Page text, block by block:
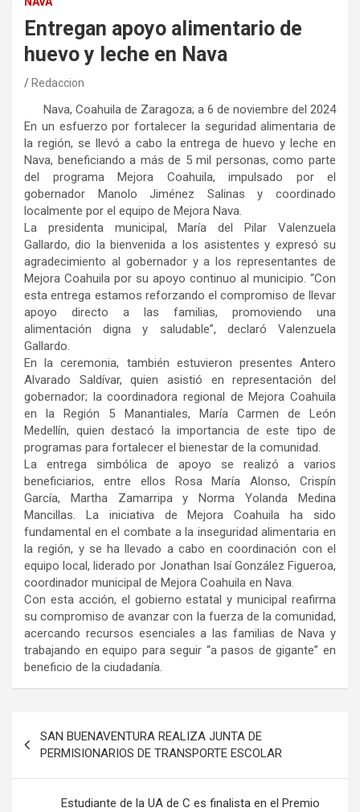
Entregan apoyo alimentario de
huevo y leche en Nava
Redaccion
Nava, Coahuila de Zaragoza; a 6 de noviembre del 2024
En un esfuerzo por fortalecer la seguridad alimentaria de
la región, se llevó a cabo la entrega de huevo y leche en
Nava, beneficiando a más de 5 mil personas, como parte
del programa Mejora Coahuila, impulsado por el
gobernador Manolo Jiménez Salinas y coordinado
localmente por el equipo de Mejora Nava.
La presidenta municipal, María del Pilar Valenzuela
Gallardo, dio la bienvenida a los asistentes y expresó su
agradecimiento al gobernador y a los representantes de
Mejora Coahuila por su apoyo continuo al municipio. “Con
esta entrega estamos reforzando el compromiso de llevar
apoyo directo a las familias, promoviendo una
alimentación digna y saludable”, declaró Valenzuela
Gallardo.
En la ceremonia, también estuvieron presentes Antero
Alvarado Saldívar, quien asistió en representación del
gobernador; la coordinadora regional de Mejora Coahuila
en la Región 5 Manantiales, María Carmen de León
Medellín, quien destacó la importancia de este tipo de
programas para fortalecer el bienestar de la comunidad.
La entrega simbólica de apoyo se realizó a varios
beneficiarios, entre ellos Rosa María Alonso, Crispín
García, Martha Zamarripa y Norma Yolanda Medina
Mancillas. La iniciativa de Mejora Coahuila ha sido
fundamental en el combate a la inseguridad alimentaria en
la región, y se ha llevado a cabo en coordinación con el
equipo local, liderado por Jonathan Isaí González Figueroa,
coordinador municipal de Mejora Coahuila en Nava.
Con esta acción, el gobierno estatal y municipal reafirma
su compromiso de avanzar con la fuerza de la comunidad,
acercando recursos esenciales a las familias de Nava y
trabajando en equipo para seguir “a pasos de gigante” en
beneficio de la ciudadanía.
de
entradas
SAN BUENAVENTURA REALIZA JUNTA DE
PERMISIONARIOS DE TRANSPORTE ESCOLAR
Estudiante de la UA de C es finalista en el Premio